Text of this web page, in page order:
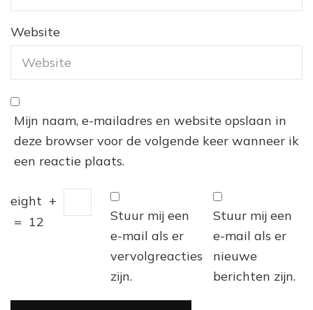
Website
Mijn naam, e-mailadres en website opslaan in
deze browser voor de volgende keer wanneer ik
een reactie plaats.
eight +
= 12
Stuur mij een
e-mail als er
vervolgreacties
zijn.
Stuur mij een
e-mail als er
nieuwe
berichten zijn.